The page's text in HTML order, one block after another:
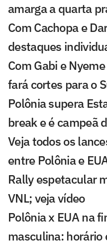
amarga a quarta
Com Cachopa e
destaques
Com Gabi e
fará cortes para o
Polônia supera
break e é campeã
Veja todos os
entre Polônia e
Rally espetacular
VNL; veja vídeo
Polônia x EUA na
masculina: horário